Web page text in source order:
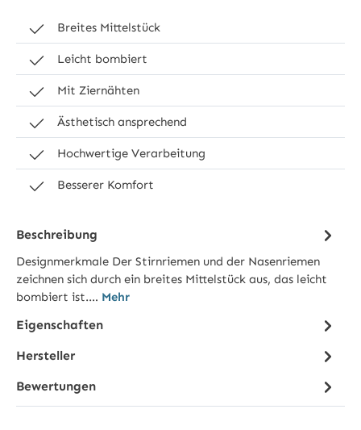
Breites Mittelstück
Leicht bombiert
Mit Ziernähten
Ästhetisch ansprechend
Hochwertige Verarbeitung
Besserer Komfort
Beschreibung
Designmerkmale Der Stirnriemen und der Nasenriemen
zeichnen sich durch ein breites Mittelstück aus, das leicht
bombiert ist.… Mehr
Eigenschaften
Hersteller
Bewertungen